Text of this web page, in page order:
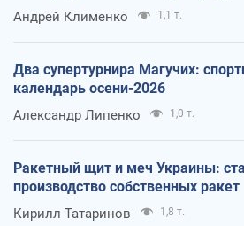
Андрей Клименко 1,1 т.
Два супертурнира Магучих:
календарь осени-2026
Александр Липенко 1,0 т.
Ракетный щит и меч Украины:
производство собственных ракет
Кирилл Татаринов 1,8 т.